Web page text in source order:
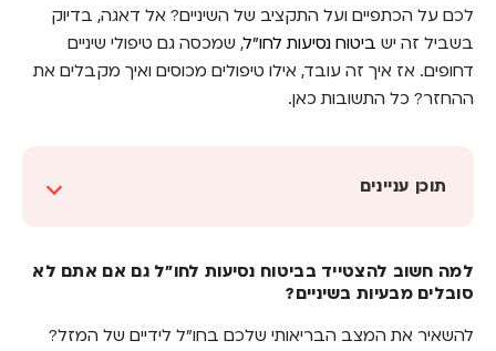
לכם על הכתפיים ועל התקציב של השיניים? אל דאגה, בדיוק
בשביל זה יש ביטוח נסיעות לחו"ל, שמכסה גם טיפולי שיניים
דחופים. אז איך זה עובד, אילו טיפולים מכוסים ואיך מקבלים את
ההחזר? כל התשובות כאן.
תוכן עניינים
מה כולל הכיסוי הבסיסי, מה לא – ומה צריך
לעשות לפני שפונים לטיפול?
למה חשוב להצטייד בביטוח נסיעות לחו"ל גם אם אתם לא
סובלים מבעיות בשיניים?
להשאיר את המצב הבריאותי שלכם בחו"ל לידיים של המזל?